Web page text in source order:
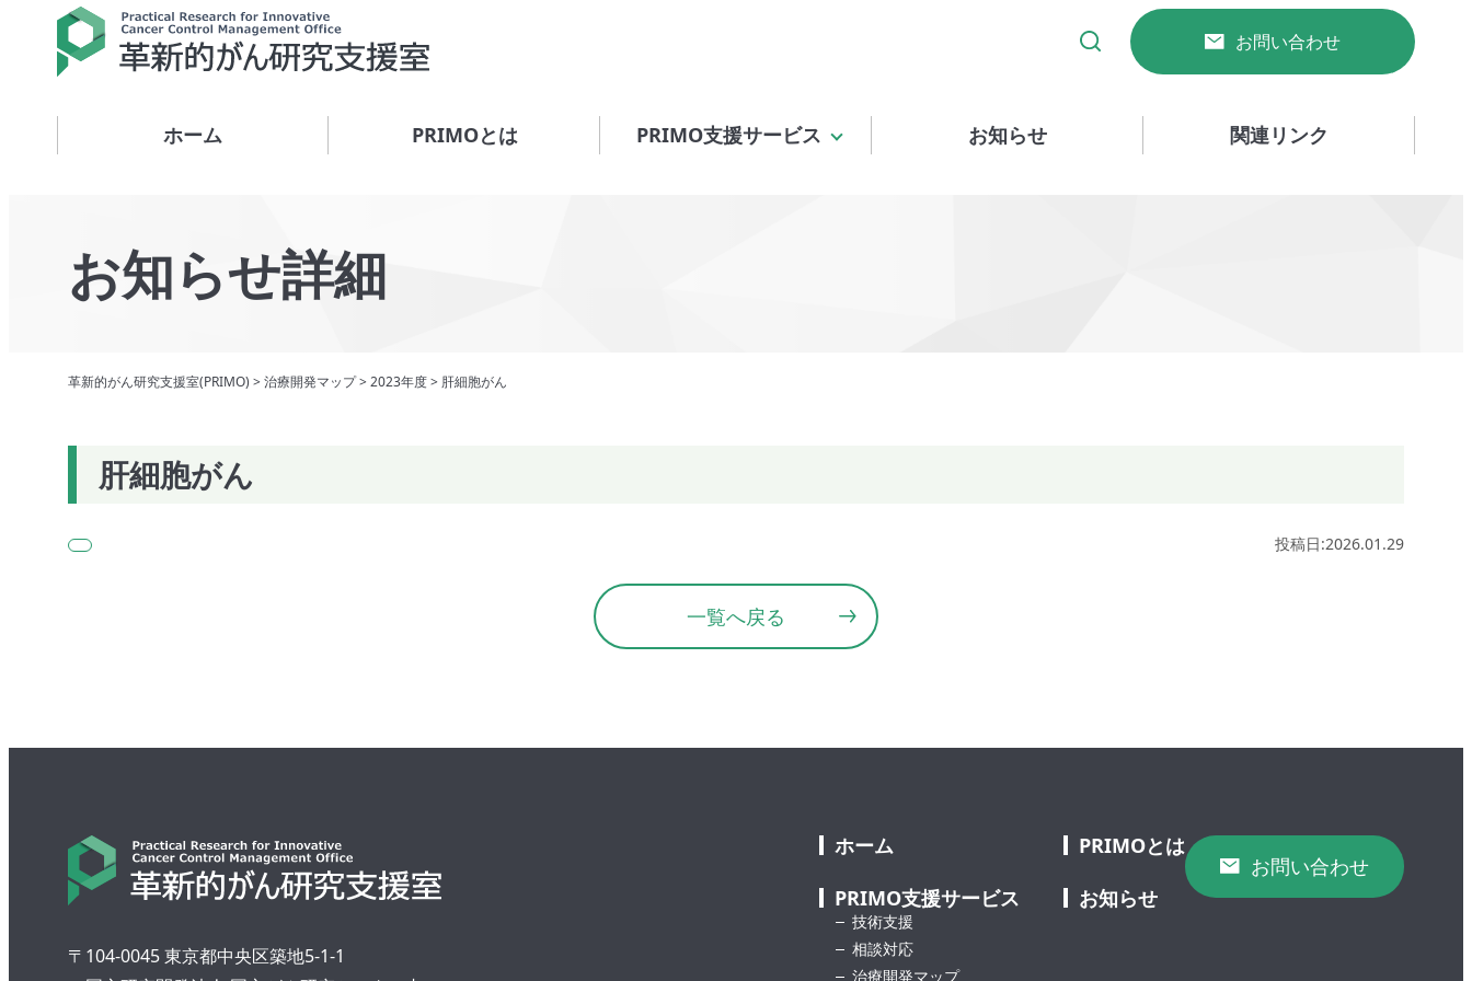
お問い合わせ
ホーム PRIMOとは PRIMO支援サービス お知らせ 関連リンク
お知らせ詳細
革新的がん研究支援室(PRIMO) >治療開発マップ>2023年度> 肝細胞がん
肝細胞がん
投稿日:2026.01.29
一覧へ戻る
〒104-0045 東京都中央区築地5-1-1
ホーム
PRIMOとは
PRIMO支援サービス
技術支援
相談対応
治療開発マップ
お知らせ
お問い合わせ